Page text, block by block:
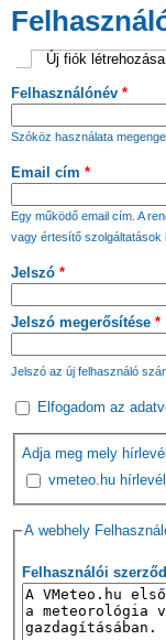
Új fiók létrehozása
Felhasználónév *
Szóköz használata
Email cím *
Egy működő email cím. A
vagy értesítő szolgáltatások
Jelszó *
Jelszó megerősítése *
Jelszó az új felhasználó
Elfogadom az
Adja meg mely
vmeteo.hu hírlevél
A webhely
Felhasználói